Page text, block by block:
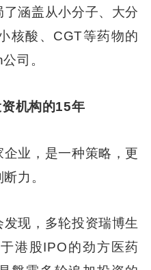
涵盖从小分子、大分
核酸、CGT等药物的
司。
机构的15年
业，是一种策略，更
力。
现，多轮投资瑞博生
港股IPO的劲方医药